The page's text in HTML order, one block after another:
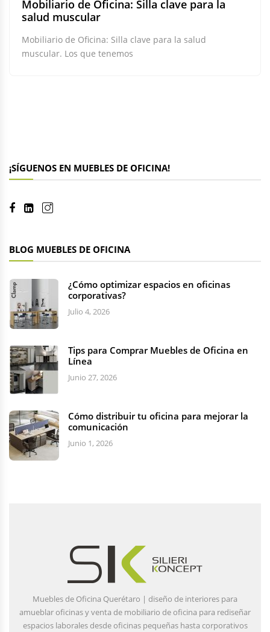
Mobiliario de Oficina: Silla clave para la
salud muscular
Mobiliario de Oficina: Silla clave para la salud
muscular. Los que tenemos
¡SÍGUENOS EN MUEBLES DE OFICINA!
BLOG MUEBLES DE OFICINA
¿Cómo optimizar espacios en oficinas
corporativas?
Julio 4, 2026
Tips para Comprar Muebles de Oficina en
Línea
Junio 27, 2026
Cómo distribuir tu oficina para mejorar la
comunicación
Junio 1, 2026
Muebles de Oficina Querétaro | diseño de interiores para
amueblar oficinas y venta de mobiliario de oficina para rediseñar
espacios laborales desde oficinas pequeñas hasta corporativos